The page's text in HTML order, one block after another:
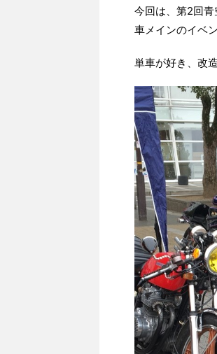
今回は、第2回
車メインのイベ
単車が好き、改